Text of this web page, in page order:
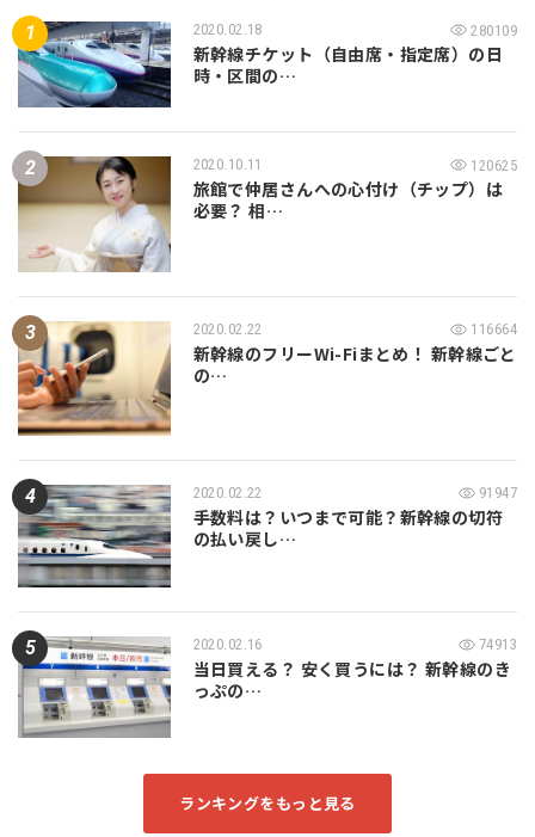
2020.02.18 280109
新幹線チケット（自由席・指定席）の日
時・区間の…
2020.10.11 120625
旅館で仲居さんへの心付け（チップ）は
必要？ 相…
2020.02.22 116664
新幹線のフリーWi-Fiまとめ！ 新幹線ごと
の…
2020.02.22 91947
手数料は？いつまで可能？新幹線の切符
の払い戻し…
2020.02.16 74913
当日買える？ 安く買うには？ 新幹線のき
っぷの…
ランキングをもっと見る